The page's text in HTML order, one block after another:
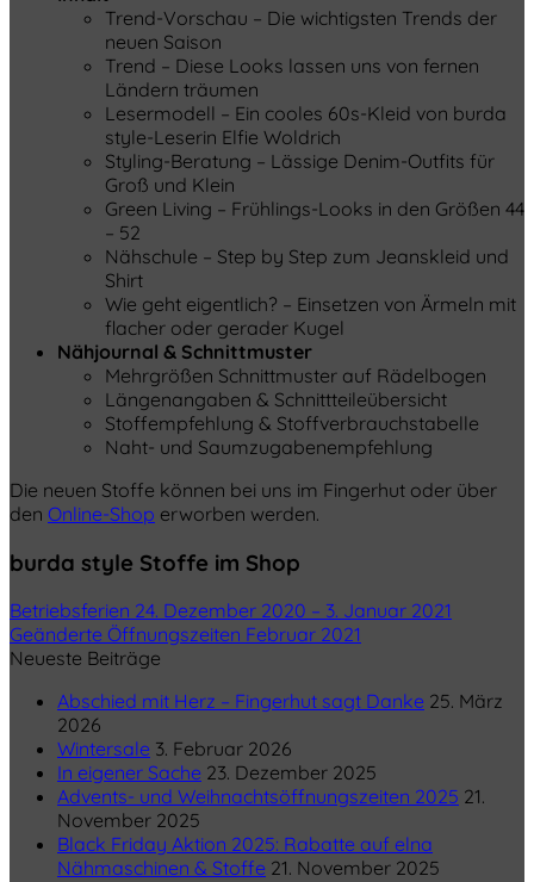
Trend-Vorschau – Die wichtigsten Trends der
neuen Saison
Trend – Diese Looks lassen uns von fernen
Ländern träumen
Lesermodell – Ein cooles 60s-Kleid von burda
style-Leserin Elfie Woldrich
Styling-Beratung – Lässige Denim-Outfits für
Groß und Klein
Green Living – Frühlings-Looks in den Größen 44
– 52
Nähschule – Step by Step zum Jeanskleid und
Shirt
Wie geht eigentlich? – Einsetzen von Ärmeln mit
flacher oder gerader Kugel
Nähjournal & Schnittmuster
Mehrgrößen Schnittmuster auf Rädelbogen
Längenangaben & Schnittteileübersicht
Stoffempfehlung & Stoffverbrauchstabelle
Naht- und Saumzugabenempfehlung
Die neuen Stoffe können bei uns im Fingerhut oder über
den Online-Shop erworben werden.
burda style Stoffe im Shop
Betriebsferien 24. Dezember 2020 – 3. Januar 2021
Geänderte Öffnungszeiten Februar 2021
Neueste Beiträge
Abschied mit Herz – Fingerhut sagt Danke 25. März
2026
Wintersale 3. Februar 2026
In eigener Sache 23. Dezember 2025
Advents- und Weihnachtsöffnungszeiten 2025 21.
November 2025
Black Friday Aktion 2025: Rabatte auf elna
Nähmaschinen & Stoffe 21. November 2025